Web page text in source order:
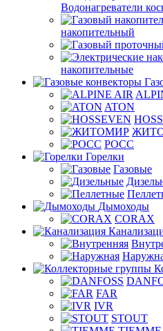
Водонагреватели
накопительный
накопительные
ATON
РОСС
Горелки
Газовые
Дымоходы
CORAX
FAR
IVR
STOUT